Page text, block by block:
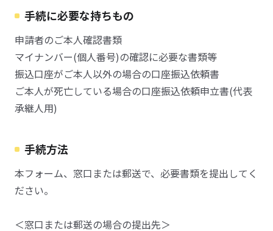
手続に必要な持ちもの
申請者のご本人確認書類
マイナンバー(個人番号)の確認に必要な書類等
振込口座がご本人以外の場合の口座振込依頼書
ご本人が死亡している場合の口座振込依頼申立書(代表
承継人用)
手続方法
本フォーム、窓口または郵送で、必要書類を提出してく
ださい。
＜窓口または郵送の場合の提出先＞